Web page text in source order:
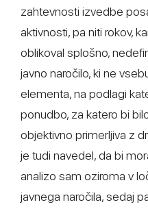
zahtevnosti izvedbe
aktivnosti, pa niti rokov,
oblikoval splošno,
javno naročilo, ki ne
elementa, na podlagi
ponudbo, za katero bi
objektivno primerljiva z
je tudi navedel, da bi
analizo sam oziroma v
javnega naročila, sedaj